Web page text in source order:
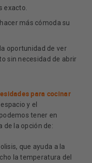
exacto.
más cómoda su
oportunidad de ver
sin necesidad de abrir
para cocinar
y el
tener en
de la opción de:
que ayuda a la
la temperatura del